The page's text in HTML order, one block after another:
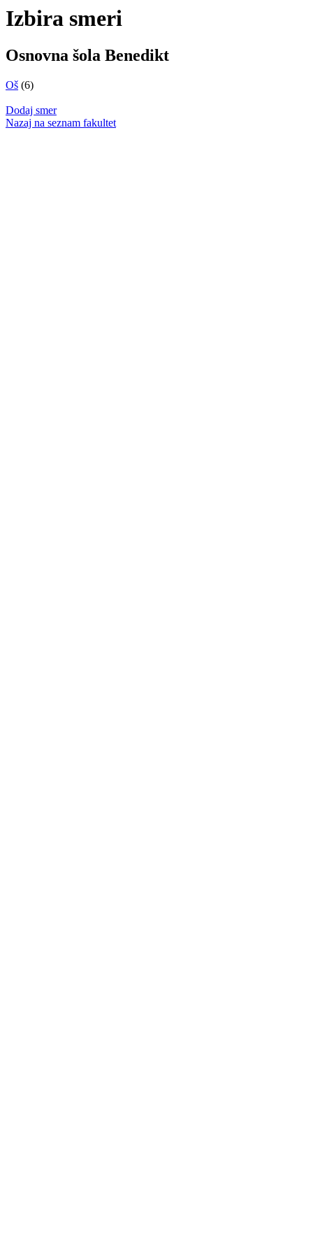
Izbira smeri
Osnovna šola Benedikt
Oš (6)
Dodaj smer
Nazaj na seznam fakultet